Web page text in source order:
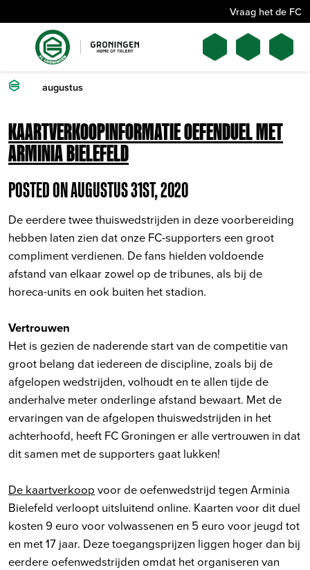
Vraag het de FC
augustus
KAARTVERKOOPINFORMATIE OEFENDUEL MET
ARMINIA BIELEFELD
POSTED ON AUGUSTUS 31ST, 2020
De eerdere twee thuiswedstrijden in deze voorbereiding
hebben laten zien dat onze FC-supporters een groot
compliment verdienen. De fans hielden voldoende
afstand van elkaar zowel op de tribunes, als bij de
horeca-units en ook buiten het stadion.
Vertrouwen
Het is gezien de naderende start van de competitie van
groot belang dat iedereen de discipline, zoals bij de
afgelopen wedstrijden, volhoudt en te allen tijde de
anderhalve meter onderlinge afstand bewaart. Met de
ervaringen van de afgelopen thuiswedstrijden in het
achterhoofd, heeft FC Groningen er alle vertrouwen in dat
dit samen met de supporters gaat lukken!
De kaartverkoop voor de oefenwedstrijd tegen Arminia
Bielefeld verloopt uitsluitend online. Kaarten voor dit duel
kosten 9 euro voor volwassenen en 5 euro voor jeugd tot
en met 17 jaar. Deze toegangsprijzen liggen hoger dan bij
eerdere oefenwedstrijden omdat het organiseren van